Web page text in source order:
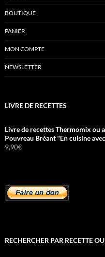
BOUTIQUE
PANIER
MON COMPTE
NEWSLETTER
LIVRE DE RECETTES
Livre de recettes Thermomix ou
Pouvreau Bréant "En cuisine
9,90€
RECHERCHER PAR RECETTE